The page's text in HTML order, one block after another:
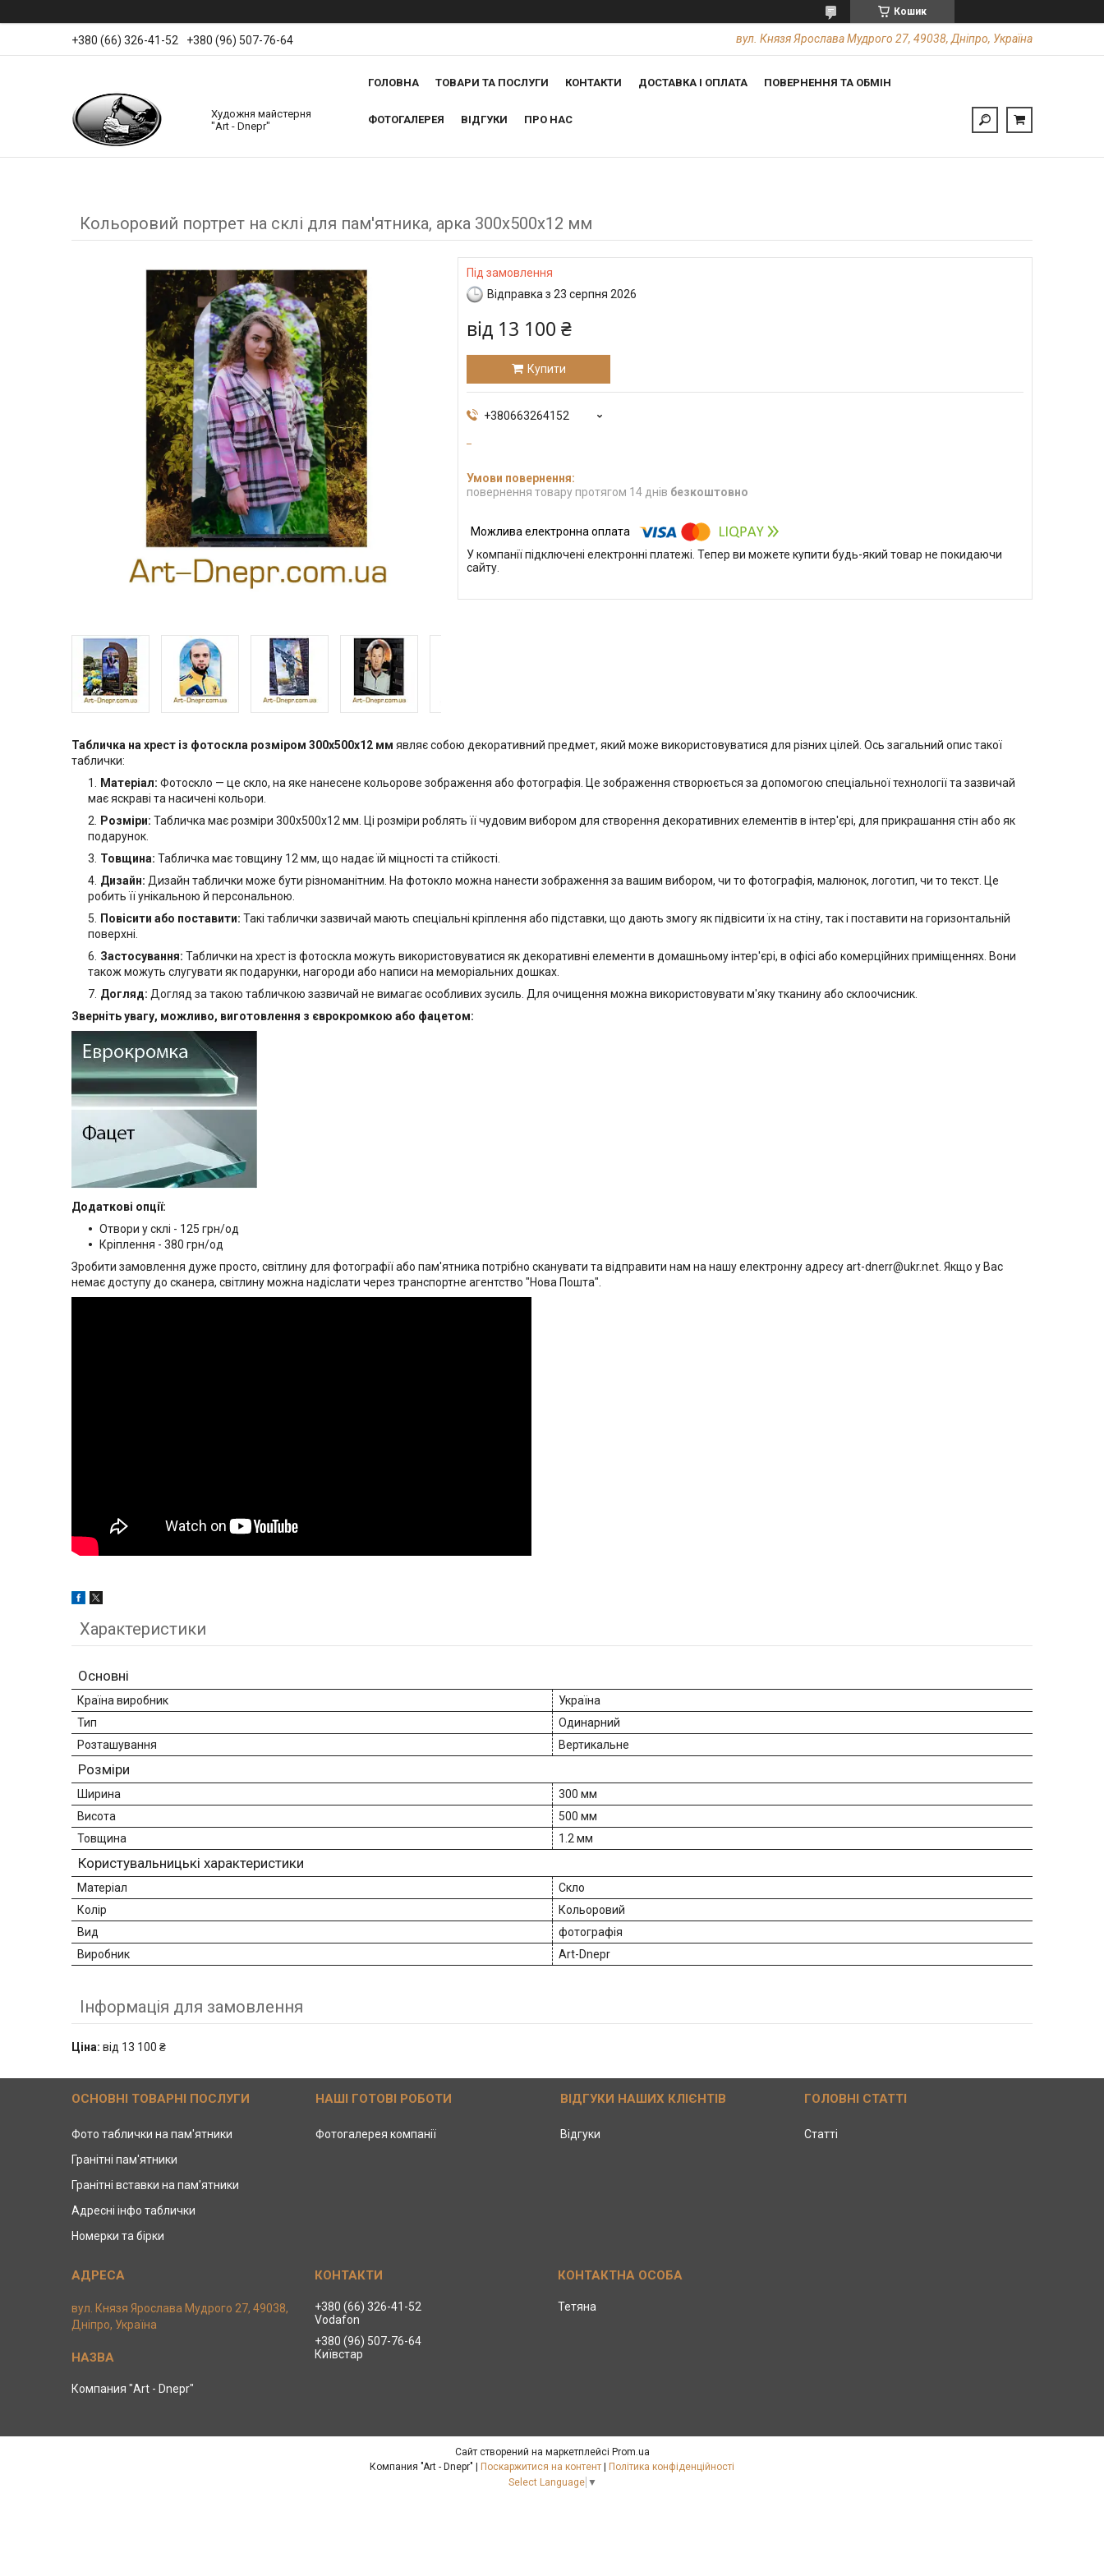
Кошик
+380 (66) 326-41-52 +380 (96) 507-76-64 вул. Князя Ярослава Мудрого 27, 49038, Дніпро, Україна
Художня майстерня
"Art - Dnepr"
ГОЛОВНА ТОВАРИ ТА ПОСЛУГИ КОНТАКТИ ДОСТАВКА І ОПЛАТА ПОВЕРНЕННЯ ТА ОБМІН
ФОТОГАЛЕРЕЯ ВІДГУКИ ПРО НАС
Кольоровий портрет на склі для пам'ятника, арка 300х500х12 мм
Під замовлення
Відправка з 23 серпня 2026
від 13 100 ₴
Купити
+380663264152
повернення товару протягом 14 днів безкоштовно
У компанії підключені електронні платежі. Тепер ви можете купити будь-який товар не покидаючи
сайту.
Табличка на хрест із фотоскла розміром 300х500x12 мм являє собою декоративний предмет, який може використовуватися для різних цілей. Ось загальний опис такої
таблички:
Матеріал: Фотоскло — це скло, на яке нанесене кольорове зображення або фотографія. Це зображення створюється за допомогою спеціальної технології та зазвичай
має яскраві та насичені кольори.
Розміри: Табличка має розміри 300х500x12 мм. Ці розміри роблять її чудовим вибором для створення декоративних елементів в інтер'єрі, для прикрашання стін або як
подарунок.
Товщина: Табличка має товщину 12 мм, що надає їй міцності та стійкості.
Дизайн: Дизайн таблички може бути різноманітним. На фотокло можна нанести зображення за вашим вибором, чи то фотографія, малюнок, логотип, чи то текст. Це
робить її унікальною й персональною.
Повісити або поставити: Такі таблички зазвичай мають спеціальні кріплення або підставки, що дають змогу як підвісити їх на стіну, так і поставити на горизонтальній
поверхні.
Застосування: Таблички на хрест із фотоскла можуть використовуватися як декоративні елементи в домашньому інтер'єрі, в офісі або комерційних приміщеннях. Вони
також можуть слугувати як подарунки, нагороди або написи на меморіальних дошках.
Догляд: Догляд за такою табличкою зазвичай не вимагає особливих зусиль. Для очищення можна використовувати м'яку тканину або склоочисник.
Зверніть увагу, можливо, виготовлення з єврокромкою або фацетом:
Додаткові опції:
Отвори у склі - 125 грн/од
Кріплення - 380 грн/од
Зробити замовлення дуже просто, світлину для фотографії або пам'ятника потрібно сканувати та відправити нам на нашу електронну адресу art-dnerr@ukr.net. Якщо у Вас
немає доступу до сканера, світлину можна надіслати через транспортне агентство "Нова Пошта".
Характеристики
Основні
Країна виробник
Україна
Тип
Одинарний
Розташування
Вертикальне
Розміри
Ширина
300 мм
Висота
500 мм
Товщина
1.2 мм
Користувальницькі характеристики
Матеріал
Скло
Колір
Кольоровий
Вид
фотографія
Виробник
Art-Dnepr
Інформація для замовлення
Ціна: від 13 100 ₴
ОСНОВНІ ТОВАРНІ ПОСЛУГИ
Фото таблички на пам'ятники
Гранітні пам'ятники
Гранітні вставки на пам'ятники
Адресні інфо таблички
Номерки та бірки
НАШІ ГОТОВІ РОБОТИ
Фотогалерея компанії
ВІДГУКИ НАШИХ КЛІЄНТІВ
Відгуки
ГОЛОВНІ СТАТТІ
Статті
вул. Князя Ярослава Мудрого 27, 49038,
Дніпро, Україна
Компания "Art - Dnepr"
+380 (66) 326-41-52
Vodafon
+380 (96) 507-76-64
Київстар
Тетяна
Сайт створений на маркетплейсі Prom.ua
Поскаржитися на контент
Політика конфіденційності
Select Language ▼